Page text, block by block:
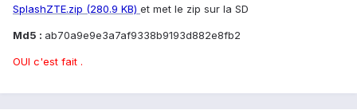
SplashZTE.zip (280.9 KB) et met le zip sur la SD
Md5 : ab70a9e9e3a7af9338b9193d882e8fb2
OUI c'est fait .